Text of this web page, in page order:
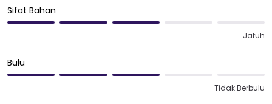
Sifat Bahan
Jatuh
Bulu
Tidak Berbulu